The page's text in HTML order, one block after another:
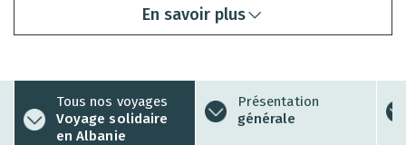
En savoir plus
Tous nos voyages
Voyage solidaire
en Albanie
Présentation
générale